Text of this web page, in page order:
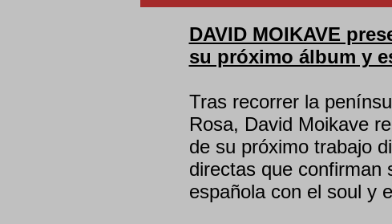
DAVID MOIKAVE
su próximo álbum y
Tras recorrer la
Rosa, David Moikave
de su próximo trabajo
directas que confirman
española con el soul y